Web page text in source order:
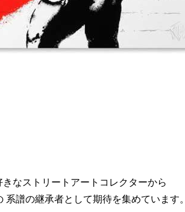
なストリートアートコレクターから
譜の継承者として期待を集めています。